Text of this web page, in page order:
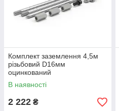
Комплект заземлення 4,5м
різьбовий D16мм
оцинкований
В наявності
2 222 ₴